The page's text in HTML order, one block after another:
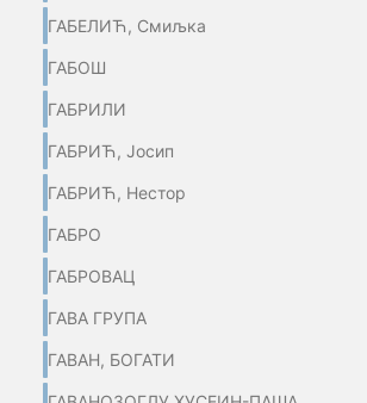
ГАБЕЛИЋ, Смиљка
ГАБОШ
ГАБРИЛИ
ГАБРИЋ, Јосип
ГАБРИЋ, Нестор
ГАБРО
ГАБРОВАЦ
ГАВА ГРУПА
ГАВАН, БОГАТИ